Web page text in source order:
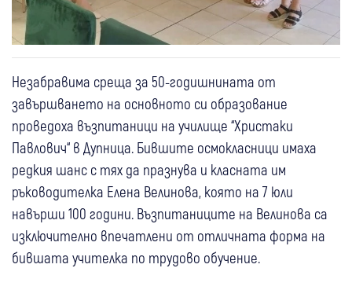
Незабравима среща за 50-годишнината от
завършването на основното си образование
проведоха възпитаници на училище “Христаки
Павлович“ в Дупница. Бившите осмокласници имаха
редкия шанс с тях да празнува и класната им
ръководителка Елена Велинова, която на 7 юли
навърши 100 години. Възпитаниците на Велинова са
изключително впечатлени от отличната форма на
бившата учителка по трудово обучение.